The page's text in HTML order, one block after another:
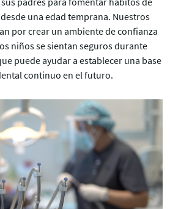
una edad temprana. Nuestros
por crear un ambiente de confianza
niños se sientan seguros durante
puede ayudar a establecer una base
continuo en el futuro.